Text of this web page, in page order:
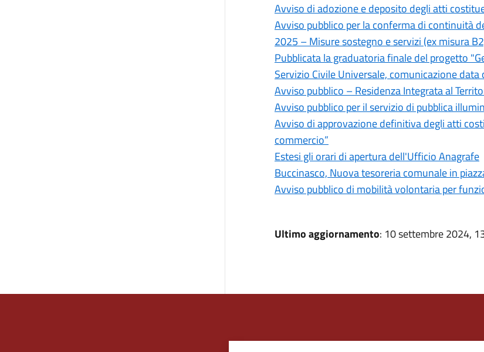
Avviso di adozione e deposito degli atti
Avviso pubblico per la conferma di continuità
2025 – Misure sostegno e servizi (ex misura
Pubblicata la graduatoria finale del progetto
Servizio Civile Universale, comunicazione data
Avviso pubblico – Residenza Integrata al
Avviso pubblico per il servizio di pubblica
Avviso di approvazione definitiva degli atti
commercio”
Estesi gli orari di apertura dell'Ufficio Anagrafe
Buccinasco, Nuova tesoreria comunale in
Avviso pubblico di mobilità volontaria per
Ultimo aggiornamento: 10 settembre 2024,